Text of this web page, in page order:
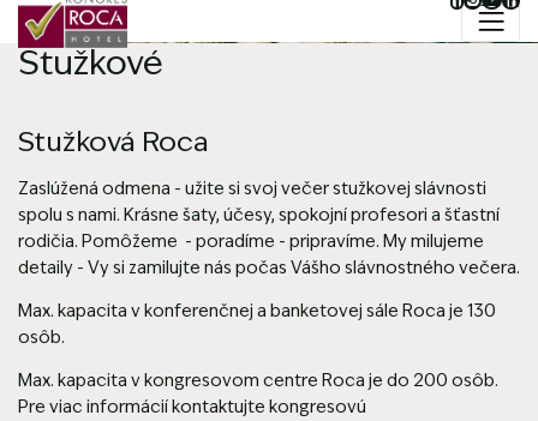
obsah Jazyk
Hlavný slider
Stužkové
Stužková Roca
Zaslúžená odmena - užite si svoj večer stužkovej slávnosti
spolu s nami. Krásne šaty, účesy, spokojní profesori a šťastní
rodičia. Pomôžeme - poradíme - pripravíme. My milujeme
detaily - Vy si zamilujte nás počas Vášho slávnostného večera.
Max. kapacita v konferenčnej a banketovej sále Roca je 130
osôb.
Max. kapacita v kongresovom centre Roca je do 200 osôb.
Pre viac informácií kontaktujte kongresovú